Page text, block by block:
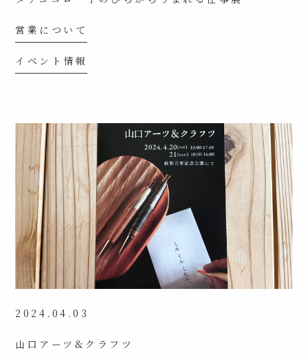
営業について
イベント情報
2024.04.03
山口アーツ&クラフツ